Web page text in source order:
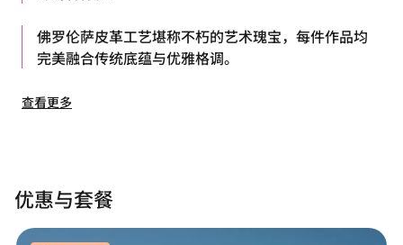
佛罗伦萨皮革工艺堪称不朽的艺术瑰宝，每件作品均
完美融合传统底蕴与优雅格调。
查看更多
优惠与套餐